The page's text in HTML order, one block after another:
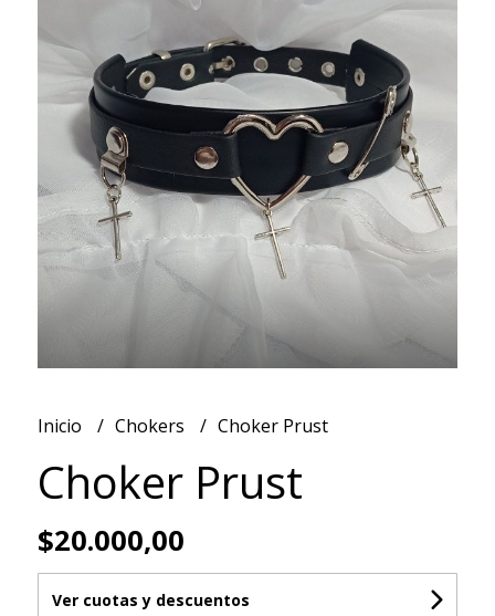
Inicio Chokers Choker Prust
Choker Prust
$20.000,00
Ver cuotas y descuentos